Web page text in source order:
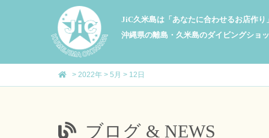
JiC久米島は「あなたに合わせるお店作り
沖縄県の離島・久米島のダイビングショ
> 2022年 > 5月 > 12日
ブログ & NEWS